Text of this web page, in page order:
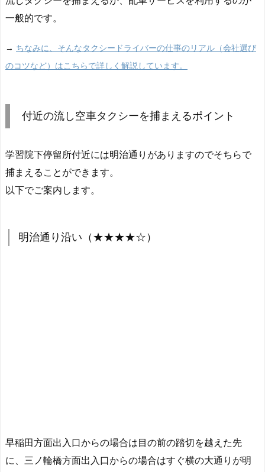
一般的です。
→ ちなみに、そんなタクシードライバーの仕事のリアル（会社選び
のコツなど）はこちらで詳しく解説しています。
付近の流し空車タクシーを捕まえるポイント
学習院下停留所付近には明治通りがありますのでそちらで
捕まえることができます。
以下でご案内します。
明治通り沿い（★★★★☆）
早稲田方面出入口からの場合は目の前の踏切を越えた先
に、三ノ輪橋方面出入口からの場合はすぐ横の大通りが明